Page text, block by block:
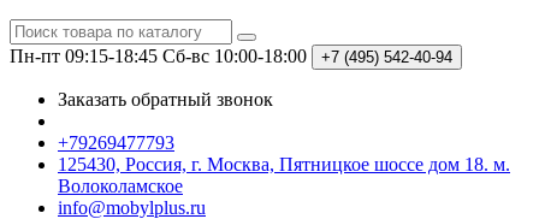
Пн-пт 09:15-18:45 Сб-вс 10:00-18:00 +7 (495) 542-40-94
Заказать обратный звонок
+79269477793
125430, Россия, г. Москва, Пятницкое шоссе дом 18. м.
Волоколамское
info@mobylplus.ru